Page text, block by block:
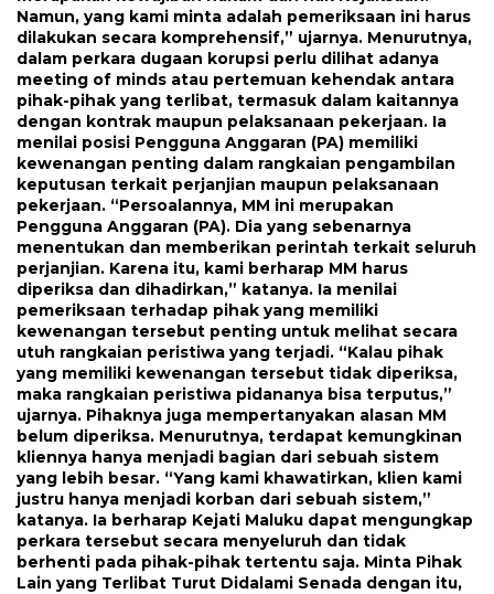
Namun, yang kami minta adalah pemeriksaan ini harus
dilakukan secara komprehensif,” ujarnya. Menurutnya,
dalam perkara dugaan korupsi perlu dilihat adanya
meeting of minds atau pertemuan kehendak antara
pihak-pihak yang terlibat, termasuk dalam kaitannya
dengan kontrak maupun pelaksanaan pekerjaan. Ia
menilai posisi Pengguna Anggaran (PA) memiliki
kewenangan penting dalam rangkaian pengambilan
keputusan terkait perjanjian maupun pelaksanaan
pekerjaan. “Persoalannya, MM ini merupakan
Pengguna Anggaran (PA). Dia yang sebenarnya
menentukan dan memberikan perintah terkait seluruh
perjanjian. Karena itu, kami berharap MM harus
diperiksa dan dihadirkan,” katanya. Ia menilai
pemeriksaan terhadap pihak yang memiliki
kewenangan tersebut penting untuk melihat secara
utuh rangkaian peristiwa yang terjadi. “Kalau pihak
yang memiliki kewenangan tersebut tidak diperiksa,
maka rangkaian peristiwa pidananya bisa terputus,”
ujarnya. Pihaknya juga mempertanyakan alasan MM
belum diperiksa. Menurutnya, terdapat kemungkinan
kliennya hanya menjadi bagian dari sebuah sistem
yang lebih besar. “Yang kami khawatirkan, klien kami
justru hanya menjadi korban dari sebuah sistem,”
katanya. Ia berharap Kejati Maluku dapat mengungkap
perkara tersebut secara menyeluruh dan tidak
berhenti pada pihak-pihak tertentu saja. Minta Pihak
Lain yang Terlibat Turut Didalami Senada dengan itu,